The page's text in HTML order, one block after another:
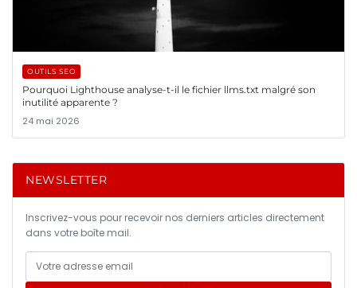
OUTILS SEO
Pourquoi Lighthouse analyse-t-il le fichier llms.txt malgré son
inutilité apparente ?
24 mai 2026
NEWSLETTER
Inscrivez-vous pour recevoir nos derniers articles directement
dans votre boîte mail.